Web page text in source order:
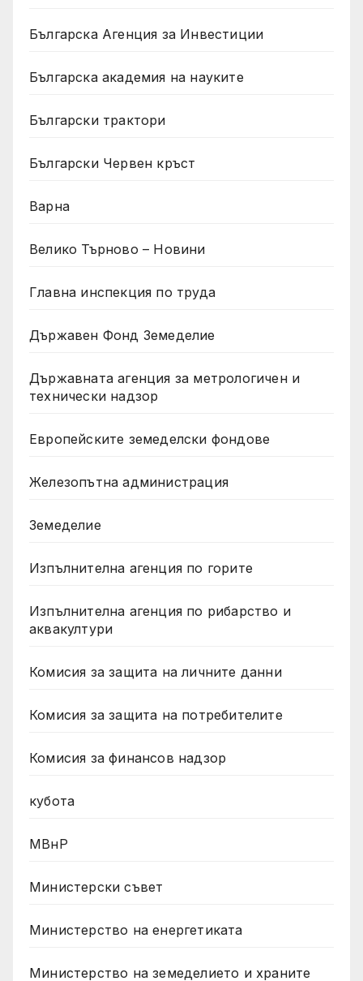
Българска Агенция за Инвестиции
Българска академия на науките
Български трактори
Български Червен кръст
Варна
Велико Търново – Новини
Главна инспекция по труда
Държавен Фонд Земеделие
Държавната агенция за метрологичен и
технически надзор
Европейските земеделски фондове
Железопътна администрация
Земеделие
Изпълнителна агенция по горите
Изпълнителна агенция по рибарство и
аквакултури
Комисия за защита на личните данни
Комисия за защита на потребителите
Комисия за финансов надзор
кубота
МВнР
Министерски съвет
Министерство на енергетиката
Министерство на земеделието и храните